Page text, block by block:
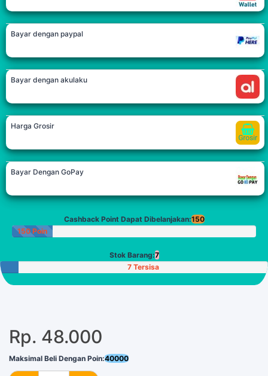
Bayar dengan paypal
Bayar dengan akulaku
Harga Grosir
Bayar Dengan GoPay
Cashback Point Dapat Dibelanjakan:150
150 Poin
Stok Barang:7
7 Tersisa
Rp. 48.000
Maksimal Beli Dengan Poin:40000